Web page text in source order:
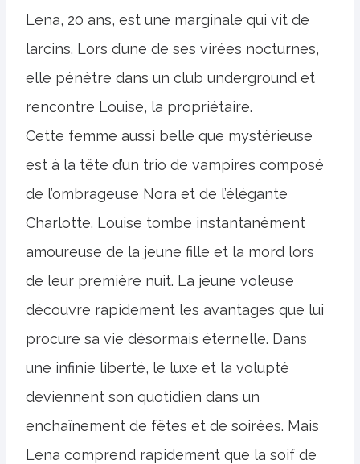
Lena, 20 ans, est une marginale qui vit de
larcins. Lors d’une de ses virées nocturnes,
elle pénètre dans un club underground et
rencontre Louise, la propriétaire.
Cette femme aussi belle que mystérieuse
est à la tête d’un trio de vampires composé
de l’ombrageuse Nora et de l’élégante
Charlotte. Louise tombe instantanément
amoureuse de la jeune fille et la mord lors
de leur première nuit. La jeune voleuse
découvre rapidement les avantages que lui
procure sa vie désormais éternelle. Dans
une infinie liberté, le luxe et la volupté
deviennent son quotidien dans un
enchaînement de fêtes et de soirées. Mais
Lena comprend rapidement que la soif de